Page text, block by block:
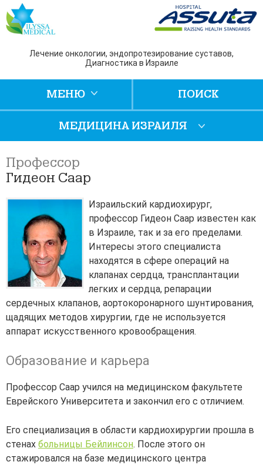
Лечение онкологии, эндопротезирование суставов,
Диагностика в Израиле
ПОИСК
МЕНЮ
Профессор
Гидеон Саар
Израильский кардиохирург,
профессор Гидеон Саар известен как
в Израиле, так и за его пределами.
Интересы этого специалиста
находятся в сфере операций на
клапанах сердца, трансплантации
легких и сердца, репарации
сердечных клапанов, аортокоронарного шунтирования,
щадящих методов хирургии, где не используется
аппарат искусственного кровообращения.
Образование и карьера
Профессор Саар учился на медицинском факультете
Еврейского Университета и закончил его с отличием.
Его специализация в области кардиохирургии прошла в
стенах больницы Бейлинсон. После этого он
стажировался на базе медицинского центра
МЕДИЦИНА ИЗРАИЛЯ